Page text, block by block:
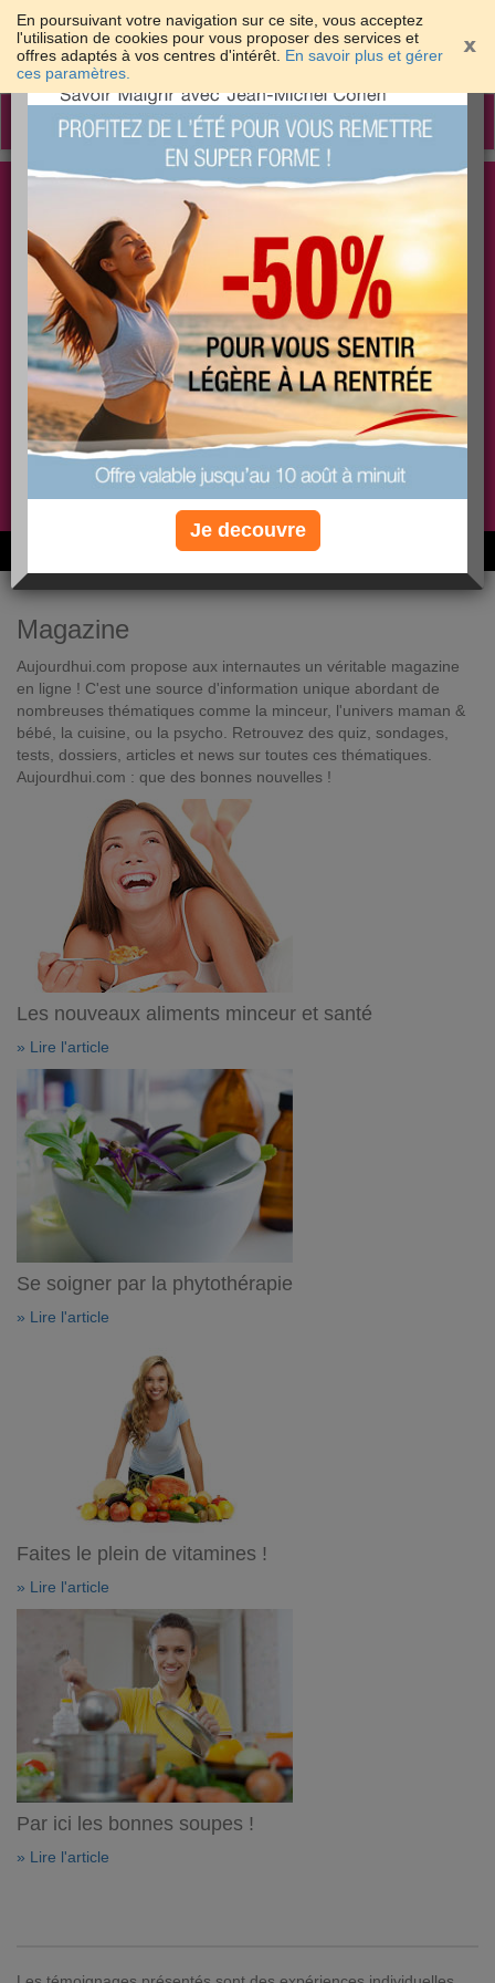
En poursuivant votre navigation sur ce site, vous acceptez
l'utilisation de cookies pour vous proposer des services et
offres adaptés à vos centres d'intérêt. En savoir plus et gérer
ces paramètres.
Toggle
Les meilleures solutions pour maigrir et être bien
dans sa peau
PLUS
EFFICACE
PLUS
SANTÉ
PLUS
COACHING
Non, je préfère le régime gratuit
6M de personnes ont maigri et réappris à manger avec nous
Magazine
Aujourdhui.com propose aux internautes un véritable magazine
en ligne ! C'est une source d'information unique abordant de
nombreuses thématiques comme la minceur, l'univers maman &
bébé, la cuisine, ou la psycho. Retrouvez des quiz, sondages,
tests, dossiers, articles et news sur toutes ces thématiques.
Aujourdhui.com : que des bonnes nouvelles !
Les nouveaux aliments minceur et santé
» Lire l'article
Se soigner par la phytothérapie
» Lire l'article
Faites le plein de vitamines !
» Lire l'article
Par ici les bonnes soupes !
» Lire l'article
×
Je decouvre